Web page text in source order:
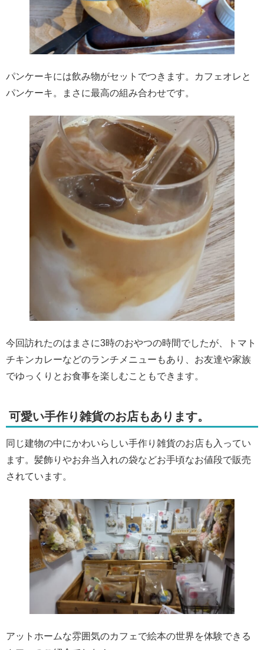
パンケーキには飲み物がセットでつきます。カフェオレと
パンケーキ。まさに最高の組み合わせです。
今回訪れたのはまさに3時のおやつの時間でしたが、トマト
チキンカレーなどのランチメニューもあり、お友達や家族
でゆっくりとお食事を楽しむこともできます。
可愛い手作り雑貨のお店もあります。
同じ建物の中にかわいらしい手作り雑貨のお店も入ってい
ます。髪飾りやお弁当入れの袋などお手頃なお値段で販売
されています。
アットホームな雰囲気のカフェで絵本の世界を体験できる